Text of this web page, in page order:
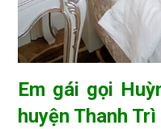
Em gái gọi
huyện Thanh Trì